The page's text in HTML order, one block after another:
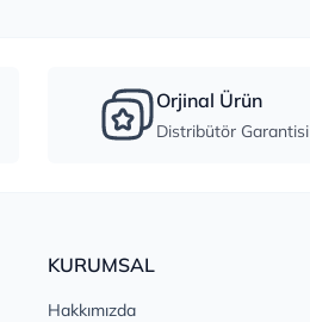
Orjinal Ürün
Distribütör Garantisi
KURUMSAL
Hakkımızda